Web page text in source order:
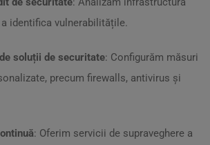
identifica vulnerabilitățile.
soluții de securitate: Configurăm măsuri
precum firewalls, antivirus și
: Oferim servicii de supraveghere a